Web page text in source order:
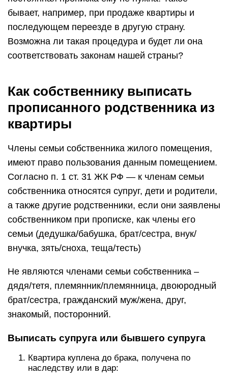
бывает, например, при продаже квартиры и
последующем переезде в другую страну.
Возможна ли такая процедура и будет ли она
соответствовать законам нашей страны?
Как собственнику выписать
прописанного родственника из
квартиры
Члены семьи собственника жилого помещения,
имеют право пользования данным помещением.
Согласно п. 1 ст. 31 ЖК РФ — к членам семьи
собственника относятся супруг, дети и родители,
а также другие родственники, если они заявлены
собственником при прописке, как члены его
семьи (дедушка/бабушка, брат/сестра, внук/
внучка, зять/сноха, теща/тесть)
Не являются членами семьи собственника –
дядя/тетя, племянник/племянница, двоюродный
брат/сестра, гражданский муж/жена, друг,
знакомый, посторонний.
Выписать супруга или бывшего супруга
Квартира куплена до брака, получена по
наследству или в дар: